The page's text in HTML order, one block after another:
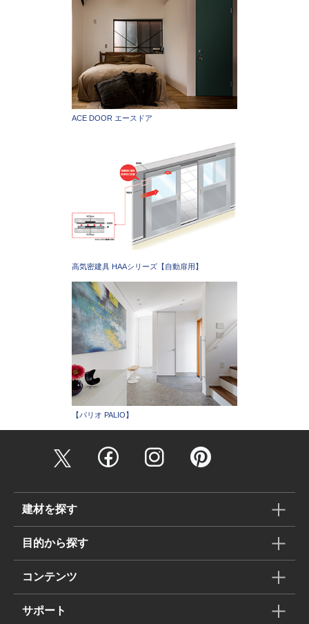
ACE DOOR エースドア
高気密建具 HAAシリーズ【自動扉用】
【パリオ PALIO】
建材を探す
目的から探す
コンテンツ
サポート